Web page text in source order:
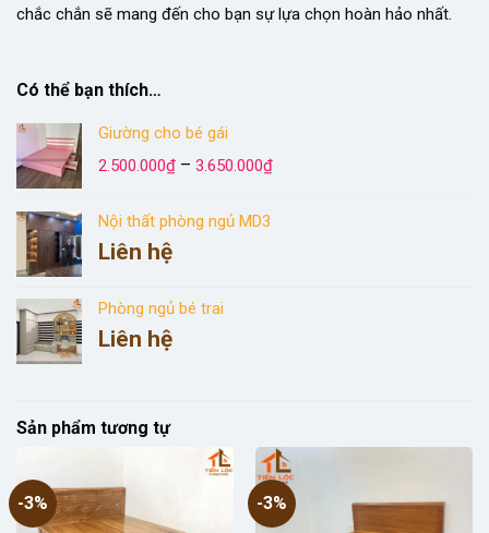
chắc chắn sẽ mang đến cho bạn sự lựa chọn hoàn hảo nhất.
Có thể bạn thích…
Giường cho bé gái
2.500.000₫ – 3.650.000₫Khoảng
Nội thất phòng ngủ MD3
Liên hệ
Phòng ngủ bé trai
Liên hệ
Sản phẩm tương tự
-3% -3%